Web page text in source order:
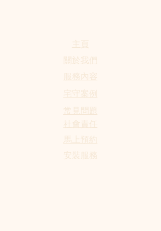
​主頁
關於我們
服務內容
宅守案例
​常見問題
社會責任
馬上預約
​安裝服務